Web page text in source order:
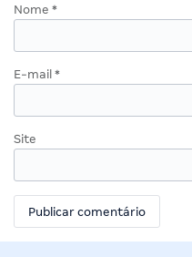
Nome *
E-mail *
Site